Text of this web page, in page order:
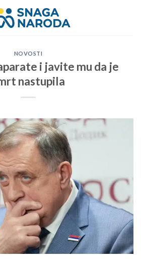
NOVOSTI
i javite mu da je
nastupila